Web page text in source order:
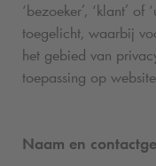
‘bezoeker’, ‘klant’
toegelicht, waarbij
het gebied van
toepassing op
Naam en